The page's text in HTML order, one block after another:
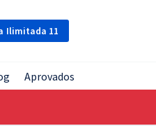
Ilimitada 11
Aprovados